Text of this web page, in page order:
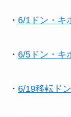
・ 6/1ドン・キ
・ 6/5ドン・キ
・ 6/19移転ド